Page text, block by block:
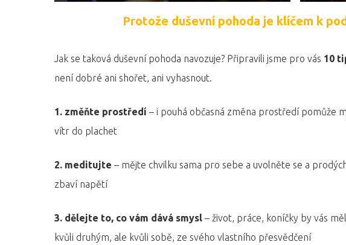
Protože duševní pohoda je klíčem k
Jak se taková duševní pohoda navozuje? Připravili jsme pro vás 10
není dobré ani shořet, ani vyhasnout.
1. změňte prostředí – i pouhá občasná změna prostředí pomůže
vítr do plachet
2. meditujte – mějte chvilku sama pro sebe a uvolněte se a
zbaví napětí
3. dělejte to, co vám dává smysl – život, práce, koníčky by vás
kvůli druhým, ale kvůli sobě, ze svého vlastního přesvědčení